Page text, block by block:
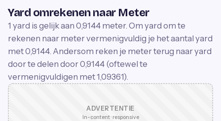
Yard omrekenen naar Meter
1 yard is gelijk aan 0,9144 meter. Om yard om te
rekenen naar meter vermenigvuldig je het aantal yard
met 0,9144. Andersom reken je meter terug naar yard
door te delen door 0,9144 (oftewel te
vermenigvuldigen met 1,09361).
ADVERTENTIE
In-content · responsive